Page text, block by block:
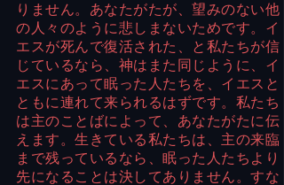
りません。あなたがたが、望みのない他
の人々のように悲しまないためです。イ
エスが死んで復活された、と私たちが信
じているなら、神はまた同じように、イ
エスにあって眠った人たちを、イエスと
ともに連れて来られるはずです。私たち
は主のことばによって、あなたがたに伝
えます。生きている私たちは、主の来臨
まで残っているなら、眠った人たちより
先になることは決してありません。すな